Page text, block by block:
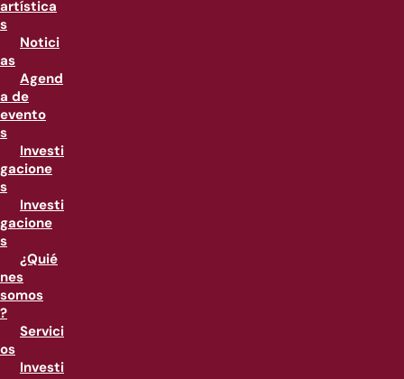
artística
s
Notici
as
Agend
a de
evento
s
Investi
gacione
s
Investi
gacione
s
¿Quié
nes
somos
?
Servici
os
Investi